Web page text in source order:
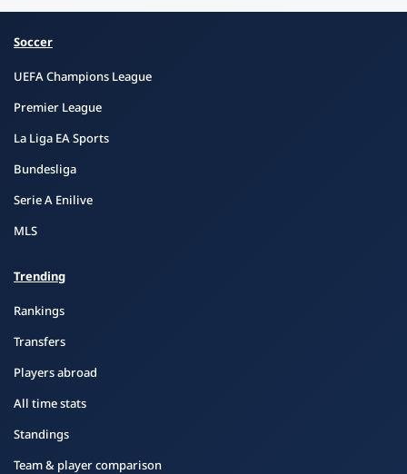
Soccer
UEFA Champions League
Premier League
La Liga EA Sports
Bundesliga
Serie A Enilive
MLS
Trending
Rankings
Transfers
Players abroad
All time stats
Standings
Team & player comparison